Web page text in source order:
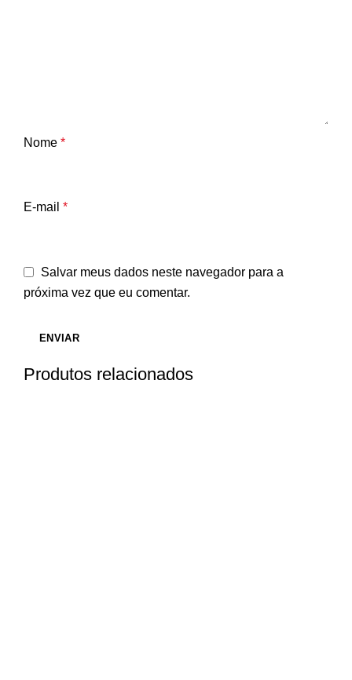
Nome *
E-mail *
Salvar meus dados neste navegador para a
próxima vez que eu comentar.
Produtos relacionados